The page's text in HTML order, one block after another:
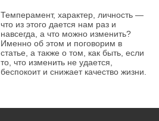
Темперамент, характер, личность —
что из этого дается нам раз и
навсегда, а что можно изменить?
Именно об этом и поговорим в
статье, а также о том, как быть, если
то, что изменить не удается,
беспокоит и снижает качество жизни.